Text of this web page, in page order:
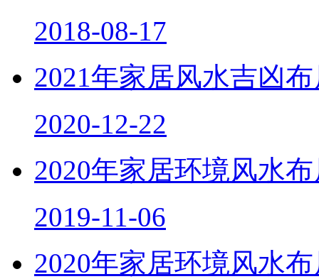
2018-08-17
2021年家居风水吉凶
2020-12-22
2020年家居环境风水
2019-11-06
2020年家居环境风水